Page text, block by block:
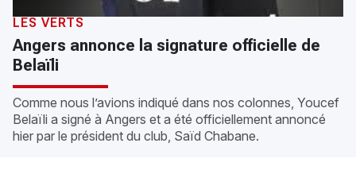
LES VERTS
Angers annonce la signature officielle de
Belaïli
Comme nous l’avions indiqué dans nos colonnes, Youcef
Belaïli a signé à Angers et a été officiellement annoncé
hier par le président du club, Saïd Chabane.